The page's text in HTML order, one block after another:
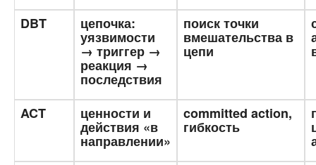
DBT
цепочка:
уязвимости
→ триггер →
реакция →
последствия
поиск точки
вмешательства в
цепи
ACT ценности и
действия «в
направлении»
committed action,
гибкость